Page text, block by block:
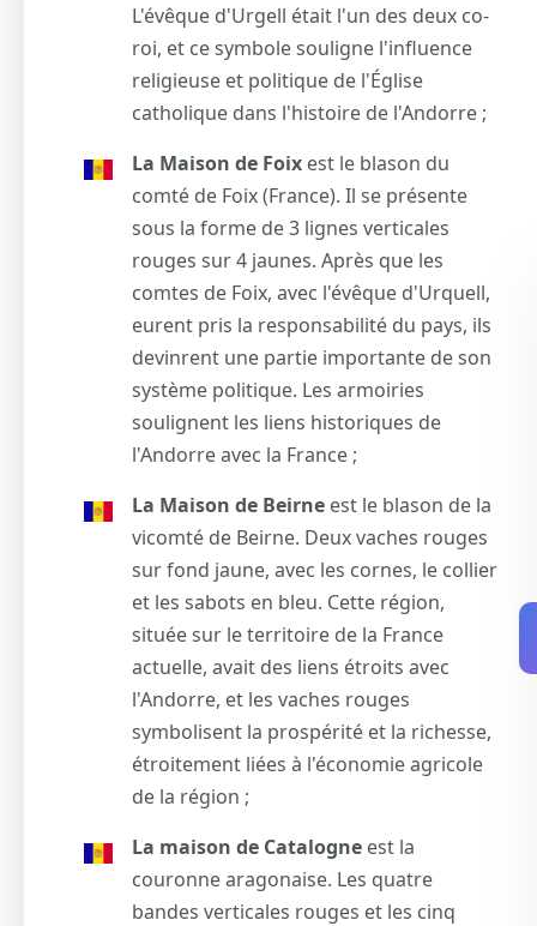
L'évêque d'Urgell était l'un des deux co-
roi, et ce symbole souligne l'influence
religieuse et politique de l'Église
catholique dans l'histoire de l'Andorre ;
La Maison de Foix est le blason du
comté de Foix (France). Il se présente
sous la forme de 3 lignes verticales
rouges sur 4 jaunes. Après que les
comtes de Foix, avec l'évêque d'Urquell,
eurent pris la responsabilité du pays, ils
devinrent une partie importante de son
système politique. Les armoiries
soulignent les liens historiques de
l'Andorre avec la France ;
La Maison de Beirne est le blason de la
vicomté de Beirne. Deux vaches rouges
sur fond jaune, avec les cornes, le collier
et les sabots en bleu. Cette région,
située sur le territoire de la France
actuelle, avait des liens étroits avec
l'Andorre, et les vaches rouges
symbolisent la prospérité et la richesse,
étroitement liées à l'économie agricole
de la région ;
La maison de Catalogne est la
couronne aragonaise. Les quatre
bandes verticales rouges et les cinq